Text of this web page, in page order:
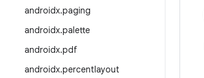
androidx.paging
androidx.palette
androidx.pdf
androidx.percentlayout